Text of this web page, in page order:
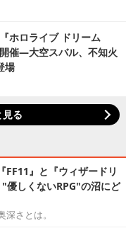
ホロライブ ドリーム
催―大空スバル、不知火
場
る
FF11』と『ウィザードリ
優しくないRPG"の沼にど
さとは。